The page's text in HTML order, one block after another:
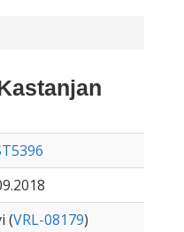
(VRL-08179)